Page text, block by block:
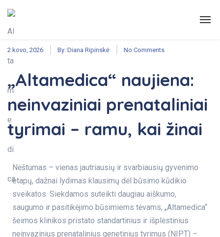
2 kovo, 2026 By: Diana Ripinskė No Comments
„Altamedica“ naujiena:
neinvaziniai prenataliniai
tyrimai – ramu, kai žinai
Nėštumas – vienas jautriausių ir svarbiausių gyvenimo
etapų, dažnai lydimas klausimų dėl būsimo kūdikio
sveikatos. Siekdamos suteikti daugiau aiškumo,
saugumo ir pasitikėjimo būsimiems tėvams, „Altamedica“
šeimos klinikos pristato standartinius ir išplėstinius
neinvazinius prenatalinius genetinius tyrimus (NIPT) –